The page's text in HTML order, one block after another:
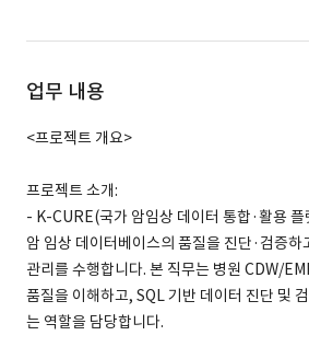
업무 내용
<프로젝트 개요>
프로젝트 소개:
- K-CURE(국가 암임상 데이터 통합·활용
암 임상 데이터베이스의 품질을 진단·검증하
관리를 수행합니다. 본 직무는 병원 CDW/
품질을 이해하고, SQL 기반 데이터 진단 및
는 역할을 담당합니다.